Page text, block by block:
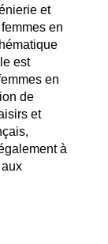
et
en
est
en
de
et
à
aux